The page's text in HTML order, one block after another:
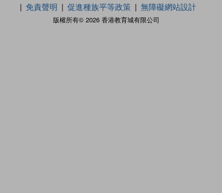
版權所有© 2026 香港教育城有限公司
免責聲明
促進種族平等政策 無障礙網站設計